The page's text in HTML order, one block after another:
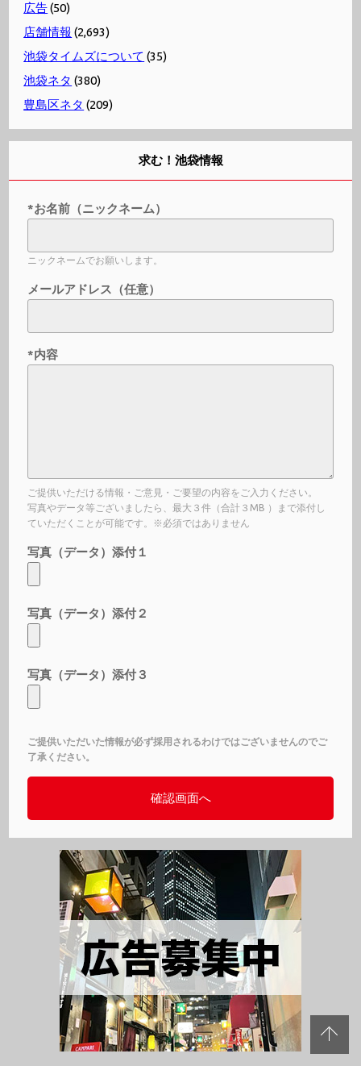
広告(50)
店舗情報 (2,693)
池袋タイムズについて (35)
池袋ネタ (380)
豊島区ネタ (209)
求む！池袋情報
*お名前（ニックネーム）
ニックネームでお願いします。
メールアドレス（任意）
*内容
ご提供いただける情報・ご意見・ご要望の内容をご入力ください。
写真やデータ等ございましたら、最大３件（合計３MB ）まで添付し
ていただくことが可能です。※必須ではありません
写真（データ）添付１
写真（データ）添付２
写真（データ）添付３
ご提供いただいた情報が必ず採用されるわけではございませんのでご
了承ください。